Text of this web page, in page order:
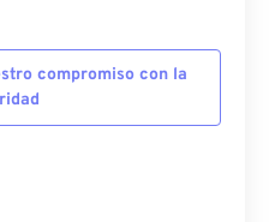
compromiso con la